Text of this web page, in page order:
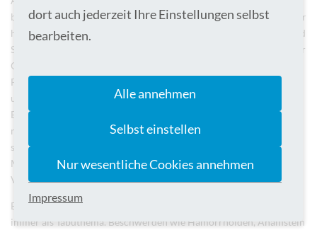
betrieben wird. Es erfüllt die umfangreichen Qualitätsstandards der
höchsten Versorgungsstufe zur Komplexbehandlung von Harn- und
Stuhlinkontinenz sowie komplexen Beckenbodenerkrankungen. Vor
Ort informieren Dr. Carsten Böing, Chefarzt der Klinik für
Frauenheilkunde und Geburtshilfe am St. Agnes-Hospital Bocholt
und Leiter des Kontinenz- und Beckenbodenzentrums, Dr. Markus
Bourry, Chefarzt der Klinik für Allgemein- und Viszeralchirurgie
mit Koloproktologie am St. Marien-Hospital Borken sowie
stellvertretender Leiter des Zentrums, und Manish Kumar
Moothoor, Oberarzt der Klinik für Allgemein- und
Viszeralchirurgie mit Koloproktologie.
Erkrankungen des Enddarms gelten für viele Betroffene noch
immer als Tabuthema. Beschwerden wie Hämorrhoiden, Analfisteln
dort auch jederzeit Ihre Einstellungen selbst
bearbeiten.
Alle annehmen
Selbst einstellen
Nur wesentliche Cookies annehmen
Impressum